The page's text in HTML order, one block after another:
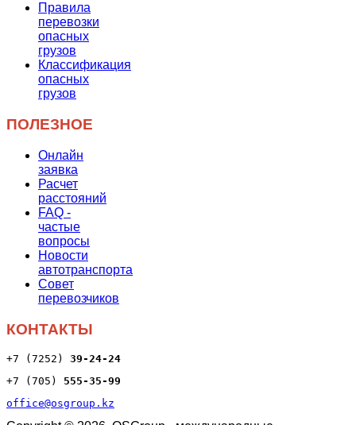
Правила
перевозки
опасных
грузов
Классификация
опасных
грузов
ПОЛЕЗНОЕ
Онлайн
заявка
Расчет
расстояний
FAQ -
частые
вопросы
Новости
автотранспорта
Совет
перевозчиков
КОНТАКТЫ
+7 (7252) 39-24-24
+7 (705) 555-35-99
office@osgroup.kz